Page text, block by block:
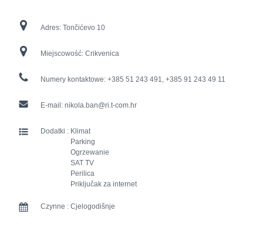
Adres: Tončićevo 10
Miejscowość: Crikvenica
Numery kontaktowe: +385 51 243 491, +385 91 243 49 11
E-mail: nikola.ban@ri.t-com.hr
Dodatki : Klimat
Parking
Ogrzewanie
SAT TV
Perilica
Priključak za internet
Czynne : Cjelogodišnje